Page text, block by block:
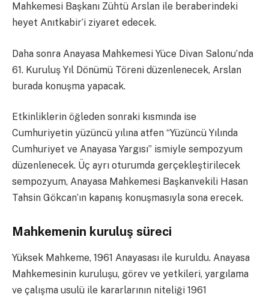
Mahkemesi Başkanı Zühtü Arslan ile beraberindeki
heyet Anıtkabir’i ziyaret edecek.
Daha sonra Anayasa Mahkemesi Yüce Divan Salonu’nda
61. Kuruluş Yıl Dönümü Töreni düzenlenecek, Arslan
burada konuşma yapacak.
Etkinliklerin öğleden sonraki kısmında ise
Cumhuriyetin yüzüncü yılına atfen “Yüzüncü Yılında
Cumhuriyet ve Anayasa Yargısı” ismiyle sempozyum
düzenlenecek. Üç ayrı oturumda gerçekleştirilecek
sempozyum, Anayasa Mahkemesi Başkanvekili Hasan
Tahsin Gökcan’ın kapanış konuşmasıyla sona erecek.
Mahkemenin kuruluş süreci
Yüksek Mahkeme, 1961 Anayasası ile kuruldu. Anayasa
Mahkemesinin kuruluşu, görev ve yetkileri, yargılama
ve çalışma usulü ile kararlarının niteliği 1961